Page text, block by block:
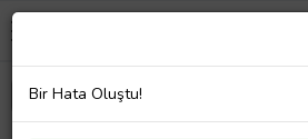
Bir Hata Oluştu!